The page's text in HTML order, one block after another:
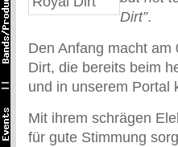
Dirt”.
Den Anfang macht
Dirt, die bereits beim
und in unserem Portal
Mit ihrem schrägen
für gute Stimmung